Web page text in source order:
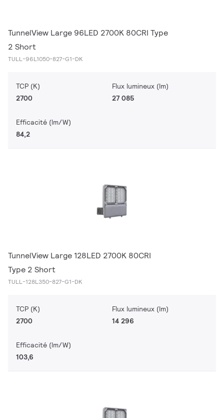
TunnelView Large 96LED 2700K 80CRI Type
2 Short
TULL-96L1050-827-G1-DK
TCP (K)
2700
Flux lumineux (lm)
27 085
Efficacité (lm/W)
84,2
TunnelView Large 128LED 2700K 80CRI
Type 2 Short
TULL-128L350-827-G1-DK
TCP (K)
2700
Flux lumineux (lm)
14 296
Efficacité (lm/W)
103,6